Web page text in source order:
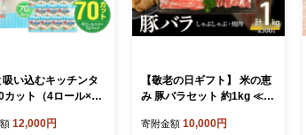
吸い込むキッチンタ
カット（4ロール×12
消耗品 大容量 吸収
12,000円
【敬老の日ギフト】 米の恵
み 豚バラセット 約1kg ≪9
お肉 豚肉 ポーク 国産 しゃ
寄附金額 10,000円